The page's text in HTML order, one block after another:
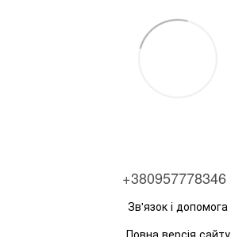
+380957778346
Зв'язок і допомога
Повна версія сайту